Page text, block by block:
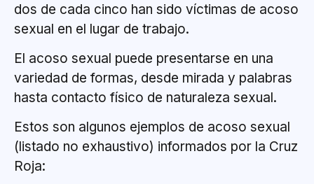
dos de cada cinco han sido víctimas de acoso
sexual en el lugar de trabajo.
El acoso sexual puede presentarse en una
variedad de formas, desde mirada y palabras
hasta contacto físico de naturaleza sexual.
Estos son algunos ejemplos de acoso sexual
(listado no exhaustivo) informados por la Cruz
Roja: